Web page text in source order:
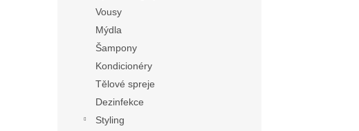
Vousy
Mýdla
Šampony
Kondicionéry
Tělové spreje
Dezinfekce
Styling